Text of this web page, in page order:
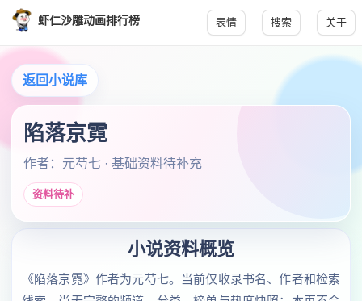
虾仁沙雕动画排行榜 表情 搜索 关于
返回小说库
陷落京霓
作者：元芍七 · 基础资料待补充
资料待补
小说资料概览
《陷落京霓》作者为元芍七。当前仅收录书名、作者和检索